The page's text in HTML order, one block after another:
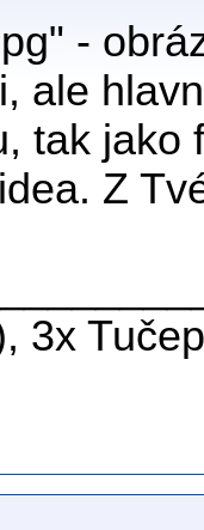
-
ale
tak jako
Z
3x